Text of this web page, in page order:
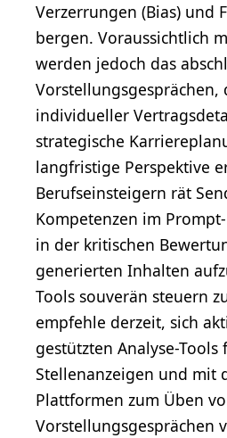
Verzerrungen (Bias) und
bergen. Voraussichtlich
werden jedoch das
Vorstellungsgesprächen,
individueller
strategische
langfristige Perspektive
Berufseinsteigern rät
Kompetenzen im
in der kritischen
generierten Inhalten
Tools souverän steuern
empfehle derzeit, sich
gestützten Analyse-Tools
Stellenanzeigen und mit
Plattformen zum Üben
Vorstellungsgesprächen